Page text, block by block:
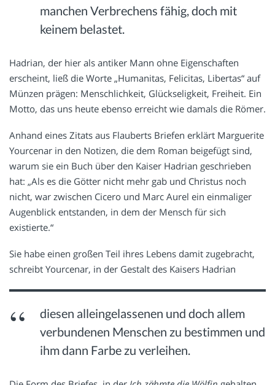
manchen Verbrechens fähig, doch mit
keinem belastet.
Hadrian, der hier als antiker Mann ohne Eigenschaften
erscheint, ließ die Worte „Humanitas, Felicitas, Libertas“ auf
Münzen prägen: Menschlichkeit, Glückseligkeit, Freiheit. Ein
Motto, das uns heute ebenso erreicht wie damals die Römer.
Anhand eines Zitats aus Flauberts Briefen erklärt Marguerite
Yourcenar in den Notizen, die dem Roman beigefügt sind,
warum sie ein Buch über den Kaiser Hadrian geschrieben
hat: „Als es die Götter nicht mehr gab und Christus noch
nicht, war zwischen Cicero und Marc Aurel ein einmaliger
Augenblick entstanden, in dem der Mensch für sich
existierte.“
Sie habe einen großen Teil ihres Lebens damit zugebracht,
schreibt Yourcenar, in der Gestalt des Kaisers Hadrian
diesen alleingelassenen und doch allem
verbundenen Menschen zu bestimmen und
ihm dann Farbe zu verleihen.